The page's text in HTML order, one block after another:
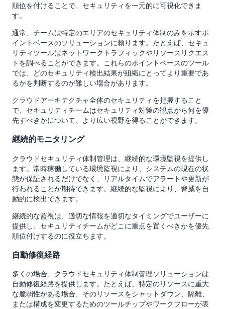
順位を付けることで、セキュリティを一元的に可視化できま
す。
通常、チームは特定のエリアのセキュリティ体制のみを示すポ
イントベースのソリューションに頼ります。たとえば、セキュ
リティツールはネットワークトラフィックやリソースリクエス
トを調べることができます。これらのポイントベースのツール
では、どのセキュリティ検出結果が組織にとってより重要であ
るかを判断するのが難しい場合があります。
クラウドアーキテクチャ全体のセキュリティを把握すること
で、セキュリティチームはセキュリティ対策の観点から何を優
先すべきかについて、より広い視野を得ることができます。
継続的モニタリング
クラウドセキュリティ体制管理は、継続的な環境監視を提供し
ます。常時稼働している環境監視により、システムの現在の状
態が保証されるだけでなく、リアルタイムでアラートや更新が
行われることが期待できます。継続的な監視により、脅威を自
動的に検出できます。
継続的な監視は、適切な情報を適切なタイミングでユーザーに
提供し、セキュリティチームがどこに重点を置くべきかを優先
順位付けするのに役立ちます。
自動修復経路
多くの場合、クラウドセキュリティ体制管理ソリューションは
自動修復経路を提供します。たとえば、特定のリソースに重大
な脆弱性がある場合、そのリソースをシャットダウン、隔離、
または構成を変更するためのツールチップやワークフローが表